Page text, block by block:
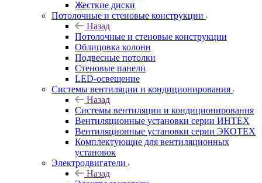
Жесткие диски
Потолочные и стеновые конструкции
Назад
Потолочные и стеновые конструкции
Облицовка колонн
Подвесные потолки
Стеновые панели
LED-освещение
Системы вентиляции и кондиционирования
Назад
Системы вентиляции и кондиционирования
Вентиляционные установки серии ИНТЕХ
Вентиляционные установки серии ЭКОТЕХ
Комплектующие для вентиляционных
установок
Электродвигатели
Назад